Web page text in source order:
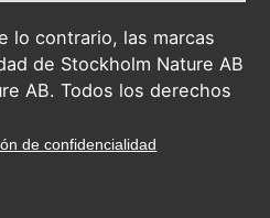
lo contrario, las marcas
de Stockholm Nature AB
AB. Todos los derechos
de confidencialidad